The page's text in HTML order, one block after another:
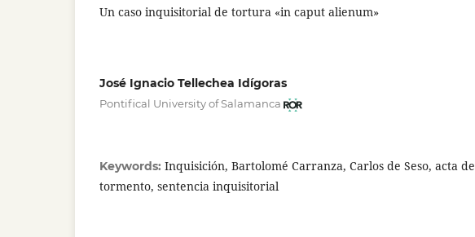
Un caso inquisitorial de tortura «in caput alienum»
José Ignacio Tellechea Idígoras
Pontifical University of Salamanca
Keywords: Inquisición, Bartolomé Carranza, Carlos de Seso, acta de
tormento, sentencia inquisitorial